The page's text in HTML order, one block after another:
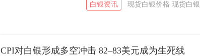
白银资讯 现货白银价格 现货白银
CPI对白银形成多空冲击 82–83美元成为生死线